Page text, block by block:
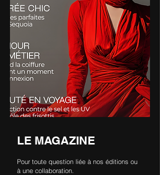
LE MAGAZINE
Pour toute question liée à nos éditions ou
à une collaboration.